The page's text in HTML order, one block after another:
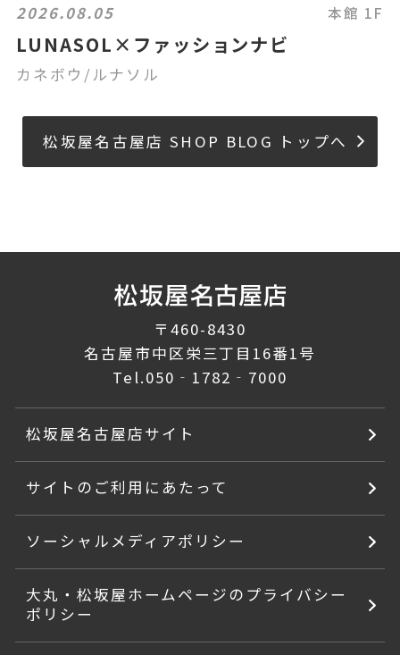
2026.08.05 本館 1F
LUNASOL×ファッションナビ
カネボウ/ルナソル
松坂屋名古屋店 SHOP BLOG トップへ
〒460-8430
名古屋市中区栄三丁目16番1号
Tel.050‐1782‐7000
松坂屋名古屋店サイト
サイトのご利用にあたって
ソーシャルメディアポリシー
大丸・松坂屋ホームページのプライバシー
ポリシー